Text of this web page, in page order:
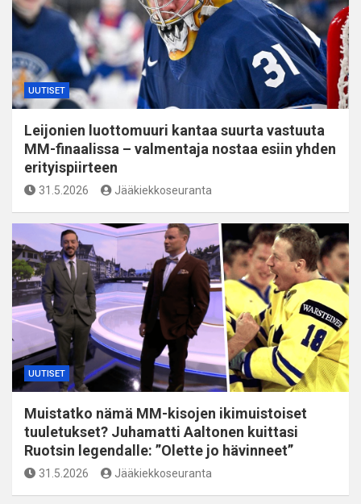
UUTISET
Leijonien luottomuuri kantaa suurta vastuuta
MM-finaalissa – valmentaja nostaa esiin yhden
erityispiirteen
31.5.2026 Jääkiekkoseuranta
UUTISET
Muistatko nämä MM-kisojen ikimuistoiset
tuuletukset? Juhamatti Aaltonen kuittasi
Ruotsin legendalle: ”Olette jo hävinneet”
31.5.2026 Jääkiekkoseuranta